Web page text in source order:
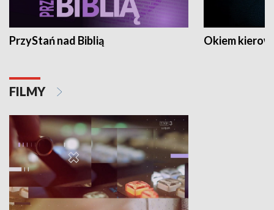
PrzyStań nad Biblią Okiem
FILMY